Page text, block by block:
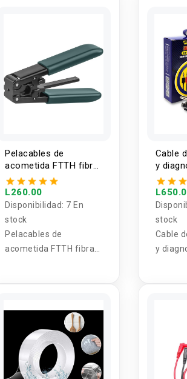
Pelacables de
acometida FTTH fibra
optica
L260.00
Disponibilidad: 7 En
stock
Pelacables de
acometida FTTH fibra
Cable
y
AD
stock
Cable
y